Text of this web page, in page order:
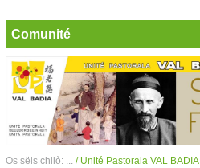
Comunité
Os sëis chilò: ... / Unité Pastorala VAL BADIA